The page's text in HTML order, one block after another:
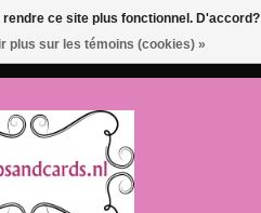
ce site plus fonctionnel. D'accord?
plus sur les témoins (cookies) »